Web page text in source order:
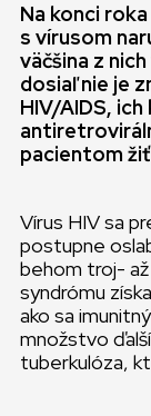
Na konci
s vírusom
väčšina z
dosiaľ nie je
HIV/AIDS,
pacientom
Vírus HIV sa
postupne
behom troj-
syndrómu
ako sa
množstvo
tuberkulóza,